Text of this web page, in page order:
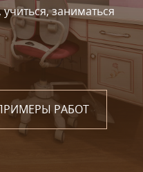
заниматься
РАБОТ